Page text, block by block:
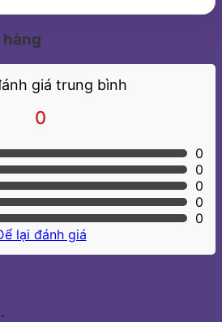
giá trung bình
0
0
0
0
0
0
lại đánh giá